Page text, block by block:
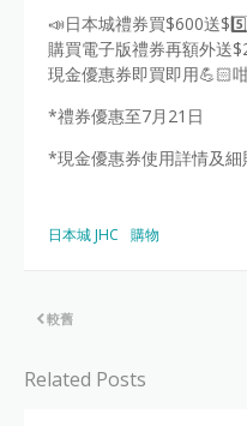
📣日本城禮券買$600送
購買電子版禮券再額外送
現金優惠券即買即用💪🏻
*禮券優惠至7月21日
*現金優惠券使用詳情及
日本城 JHC 購物
較舊
Related Posts